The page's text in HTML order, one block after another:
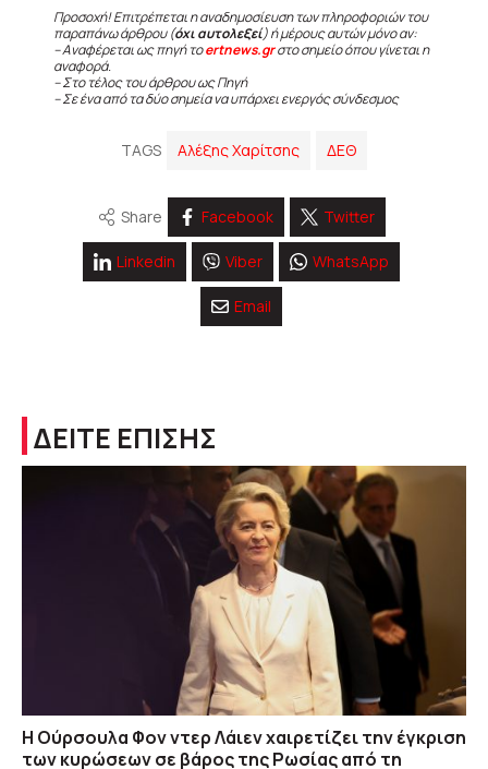
Προσοχή! Επιτρέπεται η αναδημοσίευση των πληροφοριών του
παραπάνω άρθρου (όχι αυτολεξεί) ή μέρους αυτών μόνο αν:
– Αναφέρεται ως πηγή τοertnews.grστο σημείο όπου γίνεται η
αναφορά.
– Στο τέλος του άρθρου ως Πηγή
– Σε ένα από τα δύο σημεία να υπάρχει ενεργός σύνδεσμος
TAGS Αλέξης Χαρίτσης ΔΕΘ
Share Facebook Twitter
Linkedin Viber WhatsApp
Email
ΔΕΙΤΕ ΕΠΙΣΗΣ
Η Ούρσουλα Φον ντερ Λάιεν χαιρετίζει την έγκριση
των κυρώσεων σε βάρος της Ρωσίας από τη